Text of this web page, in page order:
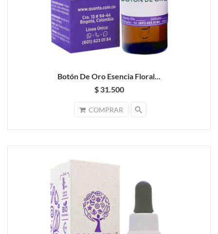
Botón De Oro Esencia Floral...
$ 31.500
COMPRAR search